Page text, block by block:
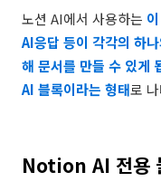
노션 AI에서 사용하는
AI응답 등이 각각의 하
해 문서를 만들 수 있게
AI 블록이라는 형태로
Notion AI 전용